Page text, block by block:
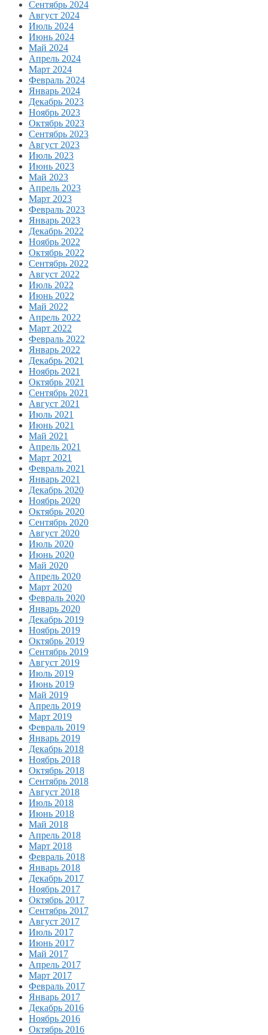
Сентябрь 2024
Август 2024
Июль 2024
Июнь 2024
Май 2024
Апрель 2024
Март 2024
Февраль 2024
Январь 2024
Декабрь 2023
Ноябрь 2023
Октябрь 2023
Сентябрь 2023
Август 2023
Июль 2023
Июнь 2023
Май 2023
Апрель 2023
Март 2023
Февраль 2023
Январь 2023
Декабрь 2022
Ноябрь 2022
Октябрь 2022
Сентябрь 2022
Август 2022
Июль 2022
Июнь 2022
Май 2022
Апрель 2022
Март 2022
Февраль 2022
Январь 2022
Декабрь 2021
Ноябрь 2021
Октябрь 2021
Сентябрь 2021
Август 2021
Июль 2021
Июнь 2021
Май 2021
Апрель 2021
Март 2021
Февраль 2021
Январь 2021
Декабрь 2020
Ноябрь 2020
Октябрь 2020
Сентябрь 2020
Август 2020
Июль 2020
Июнь 2020
Май 2020
Апрель 2020
Март 2020
Февраль 2020
Январь 2020
Декабрь 2019
Ноябрь 2019
Октябрь 2019
Сентябрь 2019
Август 2019
Июль 2019
Июнь 2019
Май 2019
Апрель 2019
Март 2019
Февраль 2019
Январь 2019
Декабрь 2018
Ноябрь 2018
Октябрь 2018
Сентябрь 2018
Август 2018
Июль 2018
Июнь 2018
Май 2018
Апрель 2018
Март 2018
Февраль 2018
Январь 2018
Декабрь 2017
Ноябрь 2017
Октябрь 2017
Сентябрь 2017
Август 2017
Июль 2017
Июнь 2017
Май 2017
Апрель 2017
Март 2017
Февраль 2017
Январь 2017
Декабрь 2016
Ноябрь 2016
Октябрь 2016